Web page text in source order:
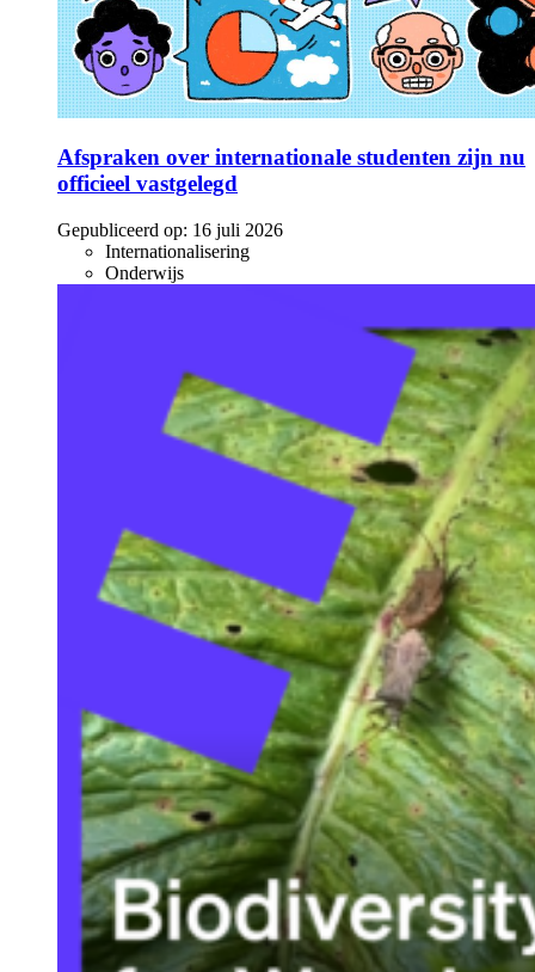
Afspraken over internationale studenten zijn nu
officieel vastgelegd
Gepubliceerd op: 16 juli 2026
Internationalisering
Onderwijs